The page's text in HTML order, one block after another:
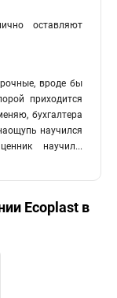
оставляют
вроде бы
приходится
бухгалтера
научился
научил...
Ecoplast в